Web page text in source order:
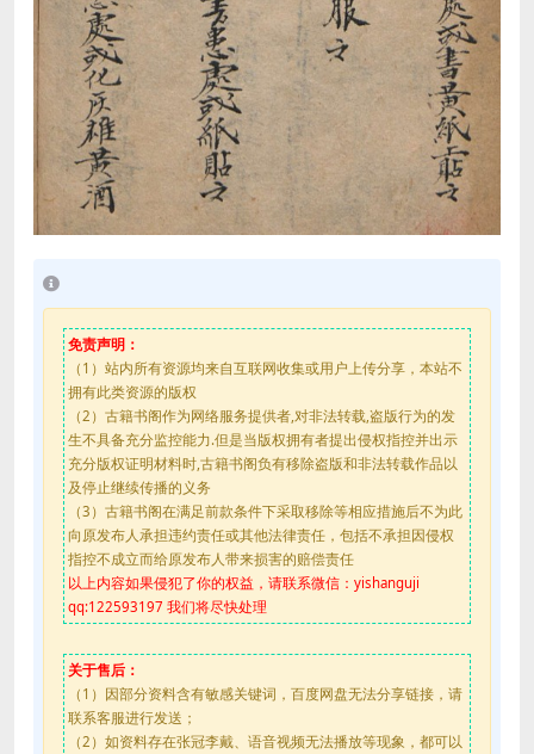
免责声明：
（1）站内所有资源均来自互联网收集或用户上传分享，本站不
拥有此类资源的版权
（2）古籍书阁作为网络服务提供者,对非法转载,盗版行为的发
生不具备充分监控能力.但是当版权拥有者提出侵权指控并出示
充分版权证明材料时,古籍书阁负有移除盗版和非法转载作品以
及停止继续传播的义务
（3）古籍书阁在满足前款条件下采取移除等相应措施后不为此
向原发布人承担违约责任或其他法律责任，包括不承担因侵权
指控不成立而给原发布人带来损害的赔偿责任
以上内容如果侵犯了你的权益，请联系微信：yishanguji
qq:122593197 我们将尽快处理
关于售后：
（1）因部分资料含有敏感关键词，百度网盘无法分享链接，请
联系客服进行发送；
（2）如资料存在张冠李戴、语音视频无法播放等现象，都可以